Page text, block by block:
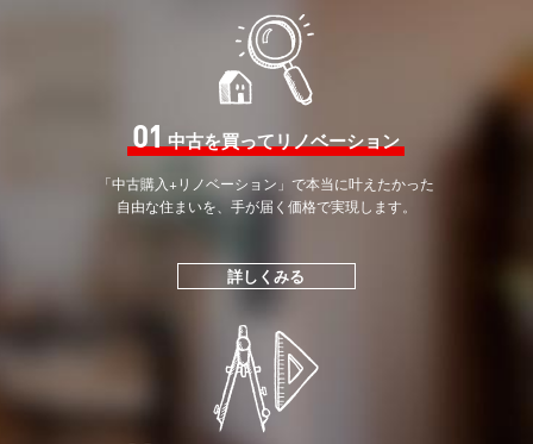
01中古を買ってリノベーション
「中古購入+リノベーション」で本当に叶えたかった
自由な住まいを、手が届く価格で実現します。
詳しくみる